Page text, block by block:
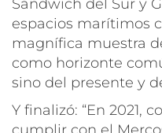
Sándwich del Sur y
espacios marítimos
magnífica muestra
como horizonte
sino del presente y
Y finalizó: “En 2021,